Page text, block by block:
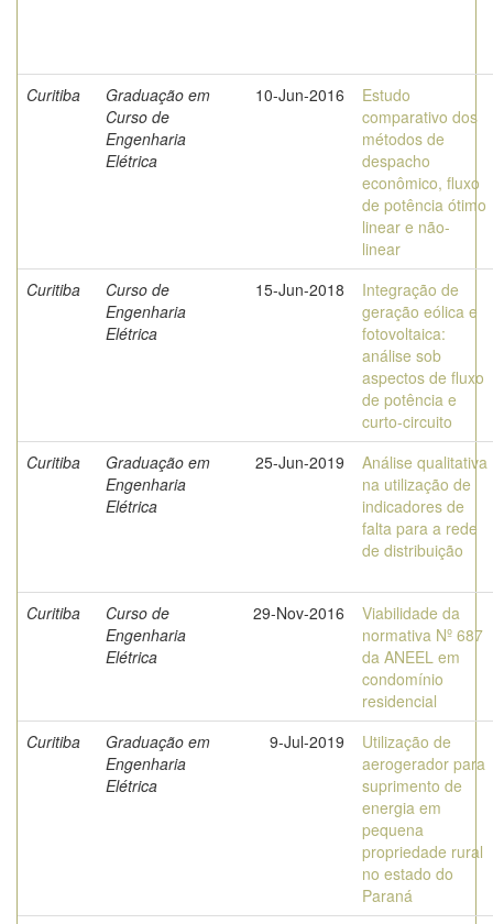
Curitiba
Graduação em
Curso de
Engenharia
Elétrica
10-Jun-2016
Estudo
comparativo dos
métodos de
despacho
econômico, fluxo
de potência ótimo
linear e não-
linear
Curitiba
Curso de
Engenharia
Elétrica
15-Jun-2018
Integração de
geração eólica e
fotovoltaica:
análise sob
aspectos de fluxo
de potência e
curto-circuito
Curitiba
Graduação em
Engenharia
Elétrica
25-Jun-2019
Análise qualitativa
na utilização de
indicadores de
falta para a rede
de distribuição
Curitiba
Curso de
Engenharia
Elétrica
29-Nov-2016
Viabilidade da
normativa Nº 687
da ANEEL em
condomínio
residencial
Curitiba
Graduação em
Engenharia
Elétrica
9-Jul-2019
Utilização de
aerogerador para
suprimento de
energia em
pequena
propriedade rural
no estado do
Paraná